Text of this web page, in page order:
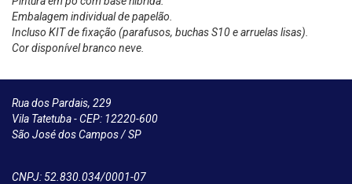
Embalagem individual de papelão.
Incluso KIT de fixação (parafusos, buchas S10 e arruelas lisas).
Cor disponível branco neve.
Rua dos Pardais, 229
Vila Tatetuba - CEP: 12220-600
São José dos Campos / SP
CNPJ: 52.830.034/0001-07